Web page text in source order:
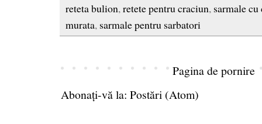
reteta bulion,retete pentru craciun, sarmale cu
murata, sarmale pentru sarbatori
Pagina de pornire
Abonați-vă la: Postări (Atom)